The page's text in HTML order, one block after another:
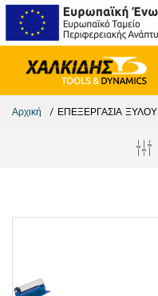
Αρχική ΕΠΕΞΕΡΓΑΣΙΑ ΞΥΛΟΥ